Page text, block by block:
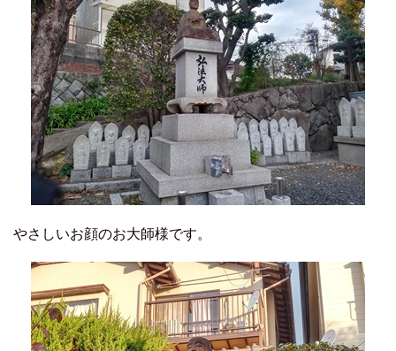
やさしいお顔のお大師様です。